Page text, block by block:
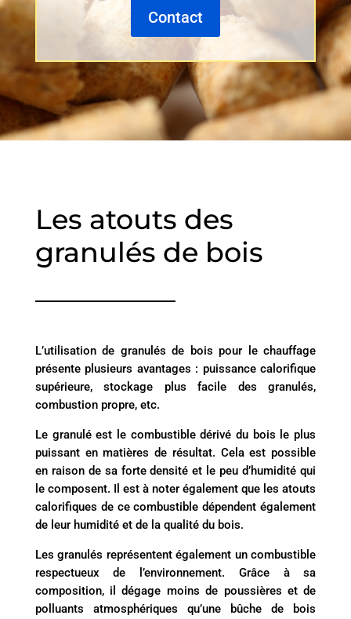
Contact
Les atouts des
granulés de bois
L’utilisation de granulés de bois pour le chauffage
présente plusieurs avantages : puissance calorifique
supérieure, stockage plus facile des granulés,
combustion propre, etc.
Le granulé est le combustible dérivé du bois le plus
puissant en matières de résultat. Cela est possible
en raison de sa forte densité et le peu d’humidité qui
le composent. Il est à noter également que les atouts
calorifiques de ce combustible dépendent également
de leur humidité et de la qualité du bois.
Les granulés représentent également un combustible
respectueux de l’environnement. Grâce à sa
composition, il dégage moins de poussières et de
polluants atmosphériques qu’une bûche de bois